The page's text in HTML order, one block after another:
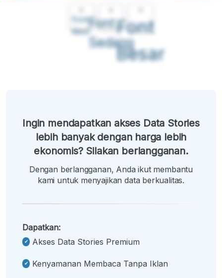
Font
Kecil
Font
Sedang
Font
Besar
Ingin mendapatkan akses Data Stories
lebih banyak dengan harga lebih
ekonomis? Silakan berlangganan.
Dengan berlangganan, Anda ikut membantu
kami untuk menyajikan data berkualitas.
Dapatkan:
Akses Data Stories Premium
Kenyamanan Membaca Tanpa Iklan